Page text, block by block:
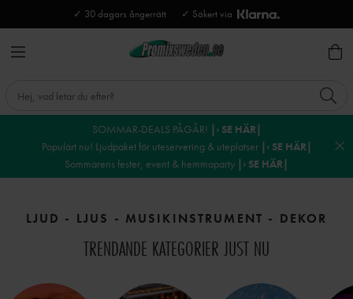
✓ 30 dagars ångerrätt ✓ Säkert via
SOMMAR-DEALS PÅGÅR! |› SE HÄR|
Populärt nu! Ljudpaket för uteservering & uteplatser |› SE HÄR|
Sommarens fester, event & hemmaparty |› SE HÄR|
LJUD - LJUS - MUSIKINSTRUMENT - DEKOR
TRENDANDE KATEGORIER JUST NU